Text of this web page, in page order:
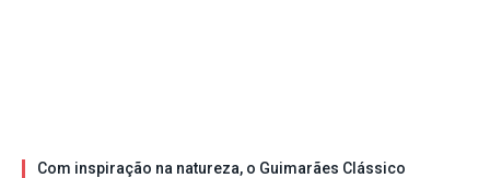
Com inspiração na natureza, o Guimarães Clássico